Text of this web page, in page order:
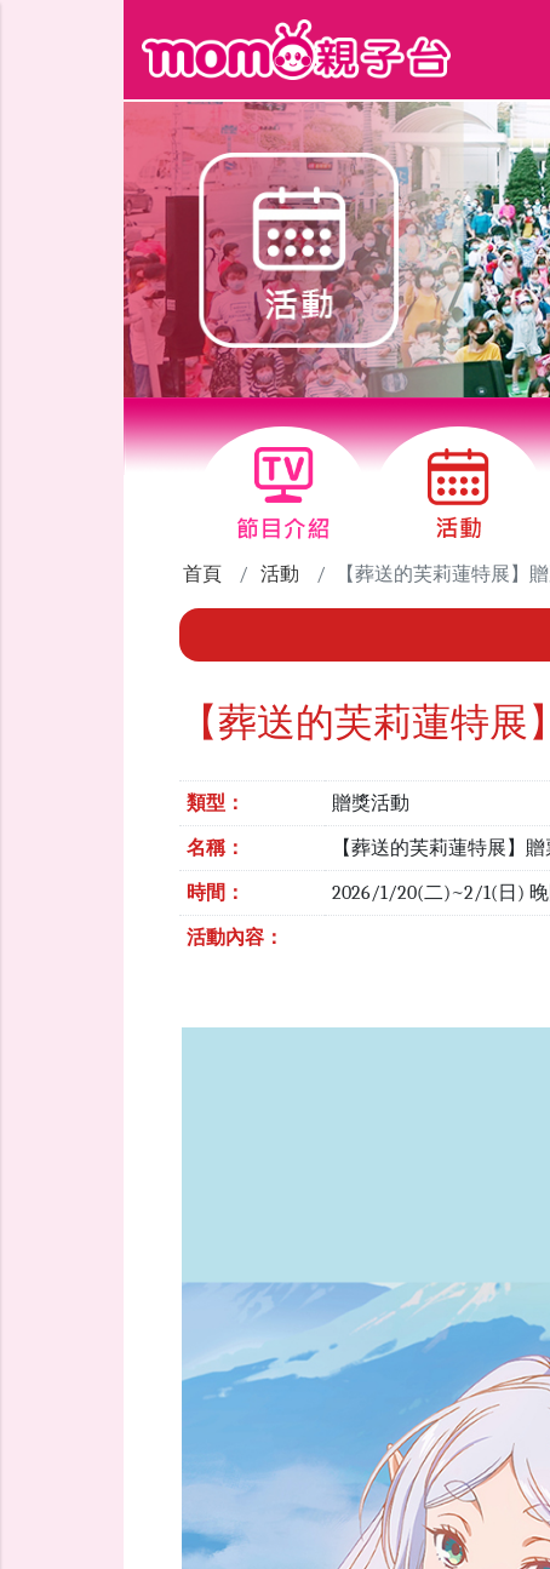
首頁 活動 【葬送的芙莉蓮特展】
【葬送的芙莉蓮特展
類型： 贈獎活動
名稱： 【葬送的芙莉蓮特展】
時間： 2026/1/20(二)~2/1(日) 晚
活動內容：